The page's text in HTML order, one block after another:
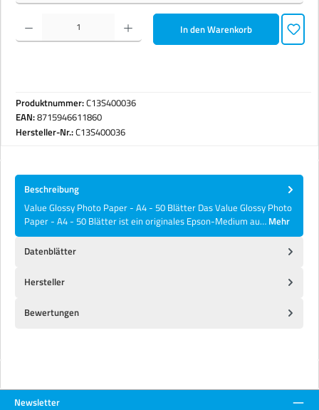
Produkt Anzahl: Gib den gewünschten Wert ein oder benutze die Schaltflächen um die Anzahl zu
In den Warenkorb
Produktnummer:C13S400036
EAN:8715946611860
Hersteller-Nr.:C13S400036
Beschreibung
Value Glossy Photo Paper - A4 - 50 Blätter Das Value Glossy Photo
Paper - A4 - 50 Blätter ist ein originales Epson-Medium au… Mehr
Datenblätter
Hersteller
Bewertungen
Newsletter